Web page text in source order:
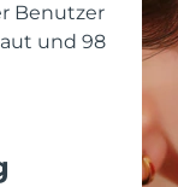
Benutzer
und 98